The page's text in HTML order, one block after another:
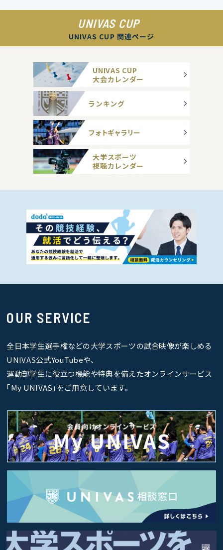
UNIVAS CUP
UNIVAS CUP 関連ページ
UNIVAS CUP
大会カレンダー
ランキング
フォトギャラリー
大学スポーツ
視聴カレンダー
OUR SERVICE
全日本学生選手権などの大学スポーツの試合映像が楽しめる
UNIVAS公式YouTubeや、
運動部学生に役立つ機能や特典を備えたオンラインサービス
｢My UNIVAS｣をご用意しています。